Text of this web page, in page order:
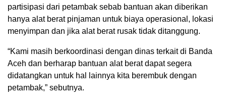
partisipasi dari petambak sebab bantuan akan diberikan
hanya alat berat pinjaman untuk biaya operasional, lokasi
menyimpan dan jika alat berat rusak tidak ditanggung.
“Kami masih berkoordinasi dengan dinas terkait di Banda
Aceh dan berharap bantuan alat berat dapat segera
didatangkan untuk hal lainnya kita berembuk dengan
petambak,” sebutnya.